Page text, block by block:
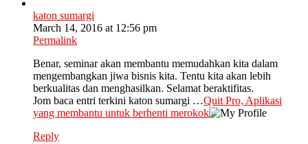
katon sumargi
March 14, 2016 at 12:56 pm
Permalink
Benar, seminar akan membantu memudahkan kita dalam
mengembangkan jiwa bisnis kita. Tentu kita akan lebih
berkualitas dan menghasilkan. Selamat beraktifitas.
Jom baca entri terkini katon sumargi …Quit Pro, Aplikasi
yang membantu untuk berhenti merokok
Reply